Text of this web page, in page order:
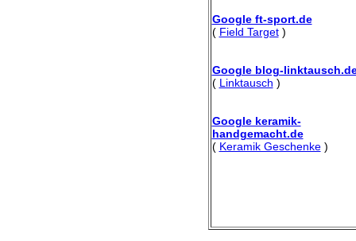
Google ft-sport.de
( Field Target)
Google blog-
( Linktausch )
Google keramik-
handgemacht.de
( Keramik Geschenke)